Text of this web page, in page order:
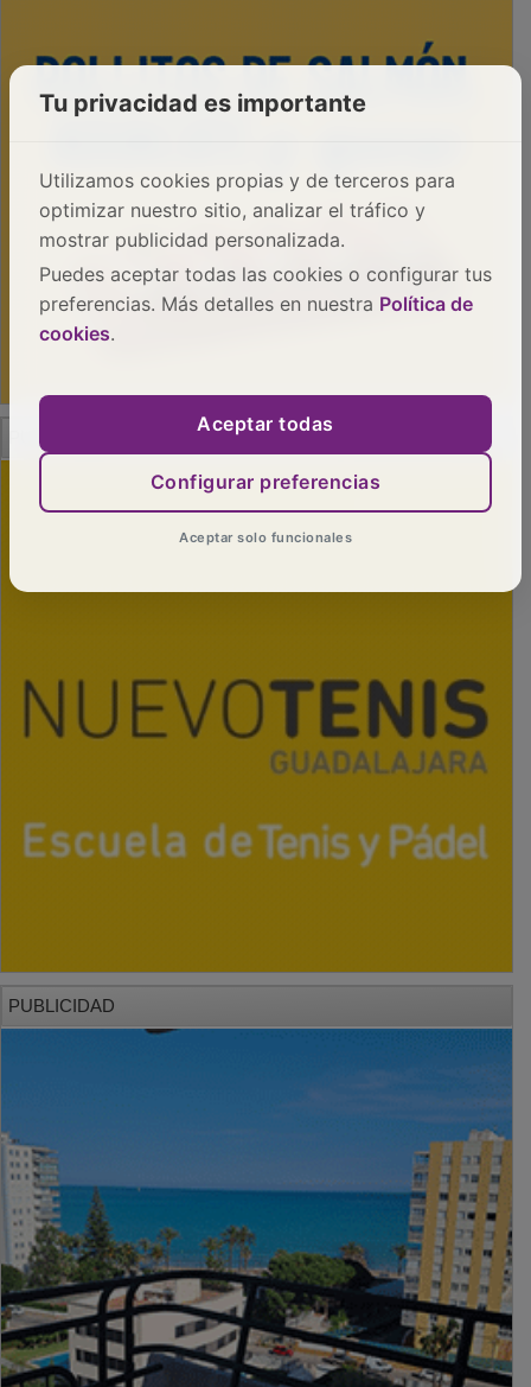
PUBLICIDAD
PUBLICIDAD
Tu privacidad es importante
Utilizamos cookies propias y de terceros para
optimizar nuestro sitio, analizar el tráfico y
mostrar publicidad personalizada.
Puedes aceptar todas las cookies o configurar tus
preferencias. Más detalles en nuestra Política de
cookies.
Aceptar todas
Configurar preferencias
Aceptar solo funcionales